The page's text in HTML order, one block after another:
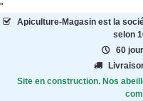
"
Apiculture-Magasinest la
selon
60
Site en construction. Nos